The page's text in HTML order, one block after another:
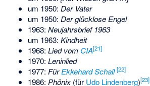
um 1950: Der Vater
um 1950: Der glücklose Engel
1963: Neujahrsbrief 1963
um 1963: Kindheit
1968: Lied vom CIA[21]
1970: Leninlied
1977: FürEkkehard Schall [22]
1986: Phönix(für Udo Lindenberg)[23]